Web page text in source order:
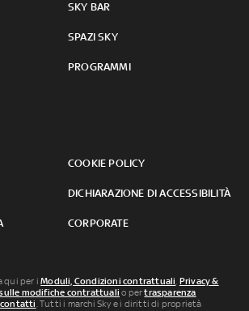
SKY BAR
SPAZI SKY
PROGRAMMI
COOKIE POLICY
DICHIARAZIONE DI ACCESSIBILITÀ
CORPORATE
qui per iModuli, Condizioni contrattuali, Privacy &
modifiche contrattuali o pertrasparenza
contatti. Tutti i marchi Sky e i diritti di proprietà